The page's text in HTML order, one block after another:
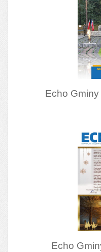
Echo
Echo